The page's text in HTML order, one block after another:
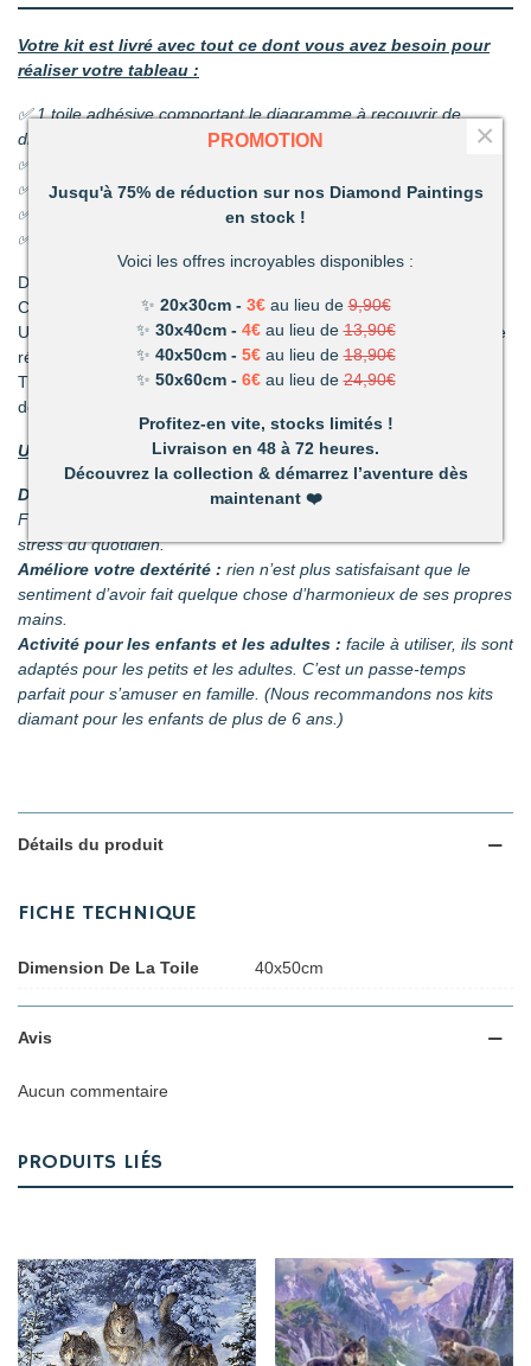
Votre kit est livré avec tout ce dont vous avez besoin pour
réaliser votre tableau :
✅ 1 toile adhésive comportant le diagramme à recouvrir de
diamants
✅ Les sachets de diamants
✅ 1 coupelle pour les diamants
✅ 1 stylo et sa colle
✅ 1 pince
Découvrez une activité unique à réaliser de ses propres mains.
C’est ludique, amusant et les résultats en valent la peine !
Un mélange de patience et de technique qui vous permettront de
réaliser de superbes tableaux.
Très vite vous vous apercevrez combien votre réalisation vous
deviendra précieuse.
Un loisir unique offrant de nombreux avantages :
Détente et relaxation :
La vie peut parfois être stressante.
Faites disparaître les tensions en divergeant votre attention du
stress du quotidien.
Améliore votre dextérité : rien n’est plus satisfaisant que le
sentiment d’avoir fait quelque chose d’harmonieux de ses propres
mains.
Activité pour les enfants et les adultes : facile à utiliser, ils sont
adaptés pour les petits et les adultes. C’est un passe-temps
parfait pour s’amuser en famille. (Nous recommandons nos kits
diamant pour les enfants de plus de 6 ans.)
Détails du produit
FICHE TECHNIQUE
Dimension De La Toile 40x50cm
Avis
Aucun commentaire
PRODUITS LIÉS
PROMOTION
Jusqu'à 75% de réduction sur nos Diamond Paintings
en stock !
Voici les offres incroyables disponibles :
✨ 20x30cm - 3€au lieu de9,90€
✨ 30x40cm - 4€ au lieu de 13,90€
✨ 40x50cm - 5€ au lieu de18,90€
✨ 50x60cm - 6€ au lieu de 24,90€
Profitez-en vite, stocks limités !
Livraison en 48 à 72 heures.
Découvrez la collection & démarrez l’aventure dès
maintenant❤️
×